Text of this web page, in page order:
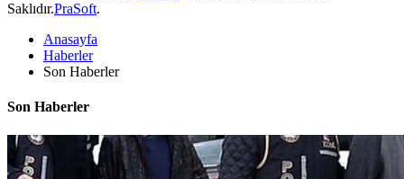
Saklıdır.PraSoft.
Anasayfa
Haberler
Son Haberler
Son Haberler